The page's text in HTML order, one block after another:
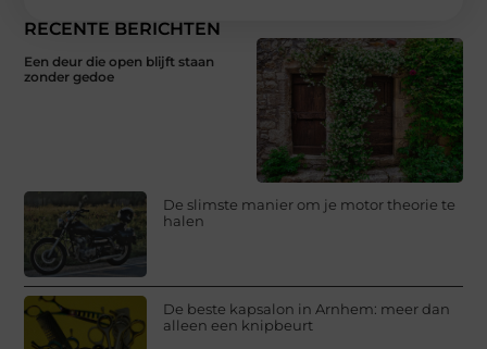
RECENTE BERICHTEN
Een deur die open blijft staan
zonder gedoe
De slimste manier om je motor theorie te
halen
De beste kapsalon in Arnhem: meer dan
alleen een knipbeurt